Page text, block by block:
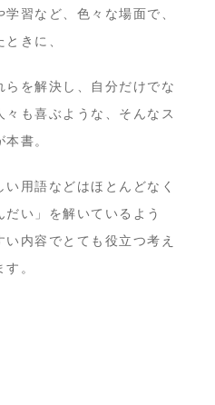
習など、色々な場面で、
きに、
を解決し、自分だけでな
々も喜ぶような、そんなス
書。
用語などはほとんどなく
だい」を解いているよう
内容でとても役立つ考え
。